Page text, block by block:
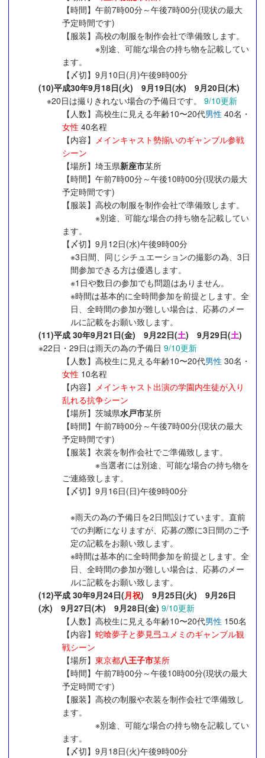
【時間】午前7時00分～午後7時00分(現状の最大
予定時間です)
【服装】高校の制服を制作会社で準備致します。
※別途、可能な場合の持ち物を記載してい
ます。
【〆切】9月10日(月)午後9時00分
(10)平成30年9月18日(火) 9月19日(水) 9月20日(木)
※20日は撮りきれない場合の予備日です。 9/10更新
【人数】高校生に見える年齢10〜20代男性 40名・
女性 40名程
【内容】 メインキャスト勢揃いのギャンブル参戦
シーン
【場所】埼玉県新座市某所
【時間】午前7時00分～午後10時00分(現状の最大
予定時間です)
【服装】高校の制服を制作会社で準備致します。
※別途、可能な場合の持ち物を記載してい
ます。
【〆切】9月12日(水)午後9時00分
※3日間、同じシチュエーションの撮影の為、3日
間参加できる方は優遇します。
※1日や数日の参加でも問題はありません。
※時間は基本的に全時間参加を前提とします。全
日、全時間の参加が難しい場合は、応募のメー
ルに記載をお願い致します。
(11)平成 30年9月21日(金) 9月22日(土) 9月29日(土)
※22日・29日は雨天の為の予備日 9/10更新
【人数】高校生に見える年齢10〜20代男性 30名・
女性 10名程
【内容】 メインキャスト出演の学園内生徒が入り
乱れる抗争シーン
【場所】茨城県水戸市某所
【時間】午前7時00分～午後7時00分(現状の最大
予定時間です)
【服装】衣裳を制作会社でご準備致します。
※当選者には別途、可能な場合の持ち物を
ご連絡致します。
【〆切】9月16日(日)午後9時00分
※雨天の為の予備日を2日間設けています。直前
での判断になりますが、応募の際に3日間のご予
定の記載をお願い致します。
※時間は基本的に全時間参加を前提とします。全
日、全時間の参加が難しい場合は、応募のメー
ルに記載をお願い致します。
(12)平成 30年9月24日(月祝) 9月25日(火) 9月26日
(水) 9月27日(木) 9月28日(金) 9/10更新
【人数】高校生に見える年齢10〜20代男性 150名
【内容】 蛇喰夢子と夢見弖ユメミのギャンブル観
戦シーン
【場所】 東京都八王子市某所
【時間】午前7時00分～午後10時00分(現状の最大
予定時間です)
【服装】高校の制服や衣装を制作会社で準備致し
ます。
※別途、可能な場合の持ち物を記載してい
ます。
【〆切】9月18日(火)午後9時00分